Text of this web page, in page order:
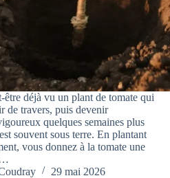
être déjà vu un plant de tomate qui
de travers, puis devenir
quelques semaines plus
souvent sous terre. En plantant
vous donnez à la tomate une
29 mai 2026